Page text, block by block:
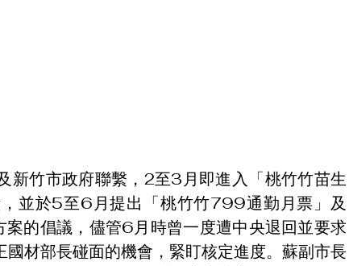
新竹市政府聯繫，2至3月即進入「桃竹竹苗生
並於5至6月提出「桃竹竹799通勤月票」及
的倡議，儘管6月時曾一度遭中央退回並要求
材部長碰面的機會，緊盯核定進度。蘇副市長